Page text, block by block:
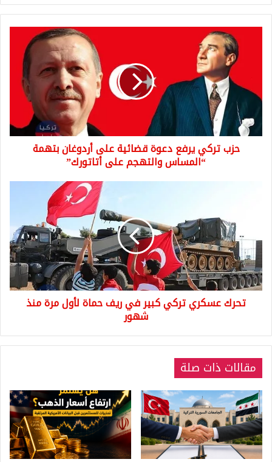
قضائية
على
أردوغان
بتهمة
“المساس
والتهجمحزب تركي يرفع دعوة قضائية على أردوغان بتهمة
“المساس والتهجم على أتاتورك”
في
ريف
حماة
لأول
مرة
تحرك عسكري تركي كبير في ريف حماة لأول مرة منذ
شهور
مقالات ذات صلة